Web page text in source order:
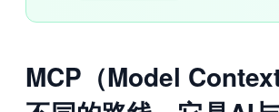
MCP（Model